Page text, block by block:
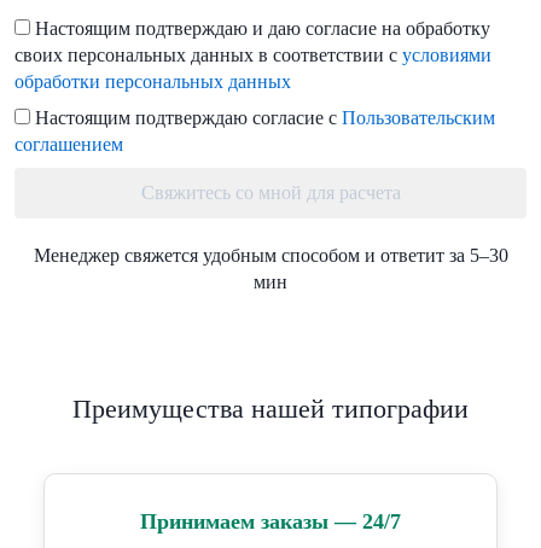
Настоящим подтверждаю и даю согласие на обработку
своих персональных данных в соответствии с условиями
обработки персональных данных
Настоящим подтверждаю согласие с Пользовательским
соглашением
Свяжитесь со мной для расчета
Менеджер свяжется удобным способом и ответит за 5–30
мин
Преимущества нашей типографии
Принимаем заказы — 24/7